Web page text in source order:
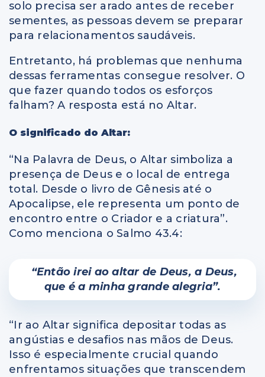
solo precisa ser arado antes de receber
sementes, as pessoas devem se preparar
para relacionamentos saudáveis.
Entretanto, há problemas que nenhuma
dessas ferramentas consegue resolver. O
que fazer quando todos os esforços
falham? A resposta está no Altar.
O significado do Altar:
“Na Palavra de Deus, o Altar simboliza a
presença de Deus e o local de entrega
total. Desde o livro de Gênesis até o
Apocalipse, ele representa um ponto de
encontro entre o Criador e a criatura”.
Como menciona o Salmo 43.4:
“Então irei ao altar de Deus, a Deus,
que é a minha grande alegria”.
“Ir ao Altar significa depositar todas as
angústias e desafios nas mãos de Deus.
Isso é especialmente crucial quando
enfrentamos situações que transcendem